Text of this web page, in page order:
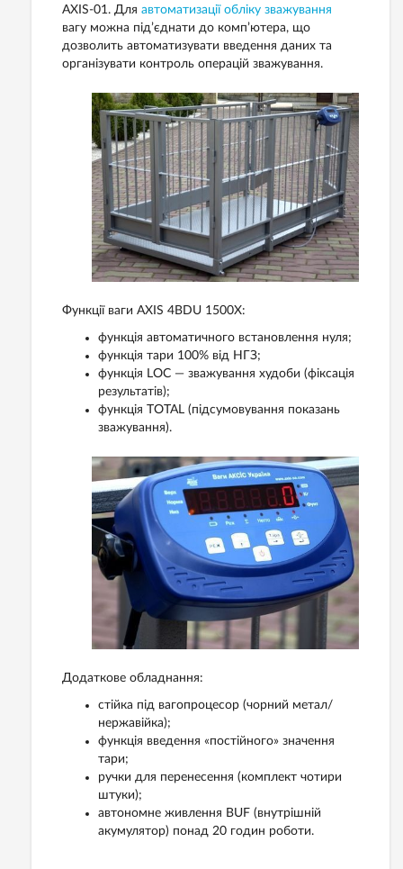
AXIS-01. Для автоматизації обліку зважування
вагу можна під’єднати до комп’ютера, що
дозволить автоматизувати введення даних та
організувати контроль операцій зважування.
Функції ваги AXIS 4BDU 1500X:
функція автоматичного встановлення нуля;
функція тари 100% від НГЗ;
функція LOC — зважування худоби (фіксація
результатів);
функція TOTAL (підсумовування показань
зважування).
Додаткове обладнання:
стійка під вагопроцесор (чорний метал/
нержавійка);
функція введення «постійного» значення
тари;
ручки для перенесення (комплект чотири
штуки);
автономне живлення BUF (внутрішній
акумулятор) понад 20 годин роботи.